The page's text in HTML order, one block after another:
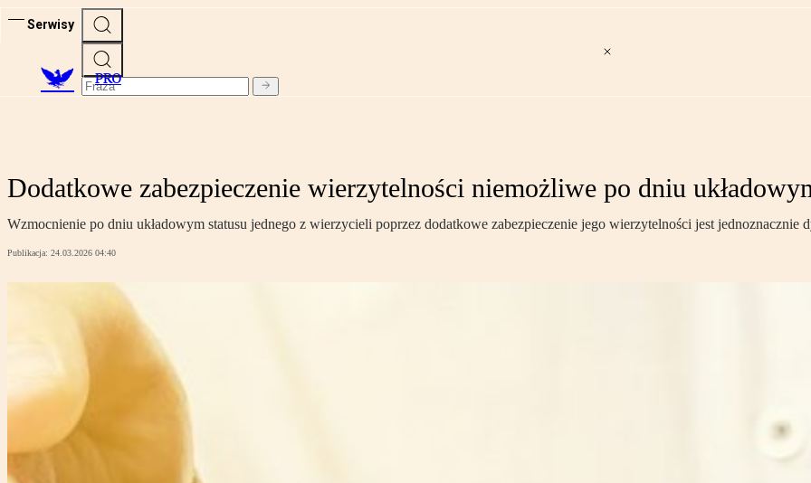
Serwisy
PRO
Dodatkowe zabezpieczenie wierzytelności niemożliwe po dniu
Wzmocnienie po dniu układowym statusu jednego z wierzycieli poprzez dodatkowe zabezpieczenie jego wierzytelności jest jednoznacznie
Publikacja: 24.03.2026 04:40